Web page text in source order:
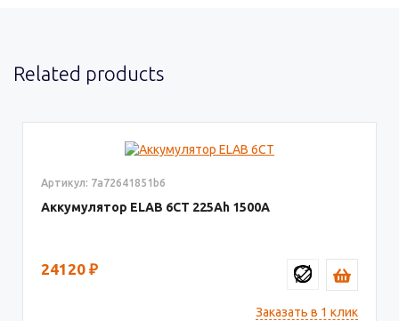
Related products
Артикул: 7a72641851b6
Аккумулятор ELAB 6СТ 225 1500
24120 ₽
Заказать в 1 клик